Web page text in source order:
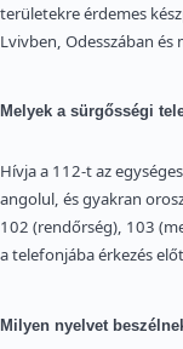
területekre érdemes
Lvivben, Odesszában
Melyek a sürgősségi
Hívja a 112-t az
angolul, és gyakran
102 (rendőrség), 103
a telefonjába érkezés
Milyen nyelvet